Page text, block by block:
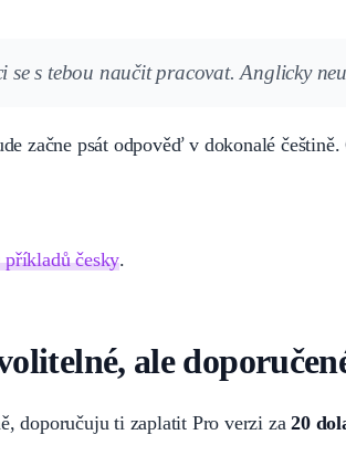
s tebou naučit pracovat. Anglicky
začne psát odpověď v dokonalé
příkladů česky.
ale
doporučuju ti zaplatit Pro verzi za20